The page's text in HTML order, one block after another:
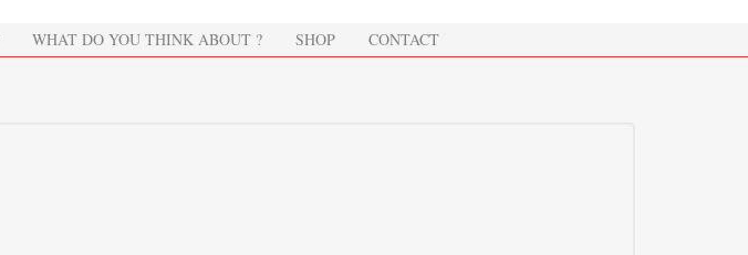
WHAT DO YOU THINK ABOUT ? SHOP CONTACT